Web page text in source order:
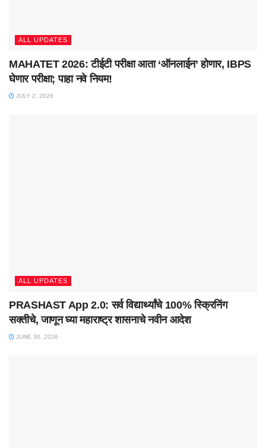
ALL UPDATES
MAHATET 2026: टीईटी परीक्षा आता ‘ऑनलाईन’ होणार, IBPS
घेणार परीक्षा; पाहा नवे नियम!
JULY 2, 2026
ALL UPDATES
PRASHAST App 2.0: सर्व विद्यार्थ्यांचे 100% स्क्रिनिंग
सक्तीचे, जाणून घ्या महाराष्ट्र शासनाचे नवीन आदेश
JUNE 30, 2026